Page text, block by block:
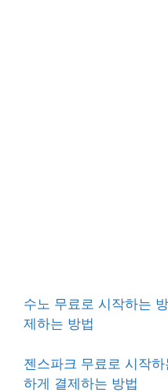
수노 무료로 시작하는
제하는 방법
젠스파크 무료로 시작
하게 결제하는 방법